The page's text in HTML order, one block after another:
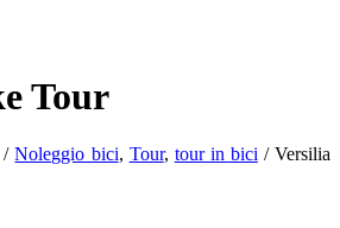
Tour
/ Noleggio bici, Tour, tour in bici / Versilia